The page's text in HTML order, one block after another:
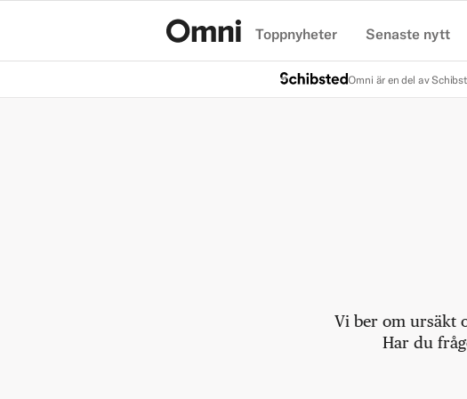
Toppnyheter Senaste nytt
Omni är en del av
Vi ber om ursäkt
Har du